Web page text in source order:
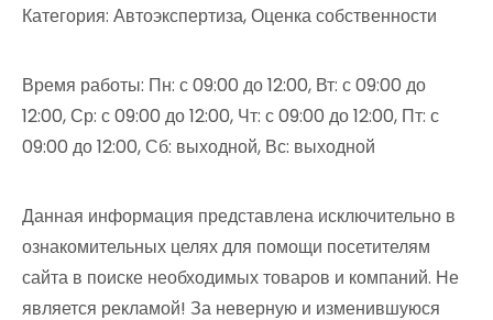
Категория: Автоэкспертиза, Оценка собственности
Время работы: Пн: с 09:00 до 12:00, Вт: с 09:00 до
12:00, Ср: с 09:00 до 12:00, Чт: с 09:00 до 12:00, Пт: с
09:00 до 12:00, Сб: выходной, Вс: выходной
Данная информация представлена исключительно в
ознакомительных целях для помощи посетителям
сайта в поиске необходимых товаров и компаний. Не
является рекламой! За неверную и изменившуюся